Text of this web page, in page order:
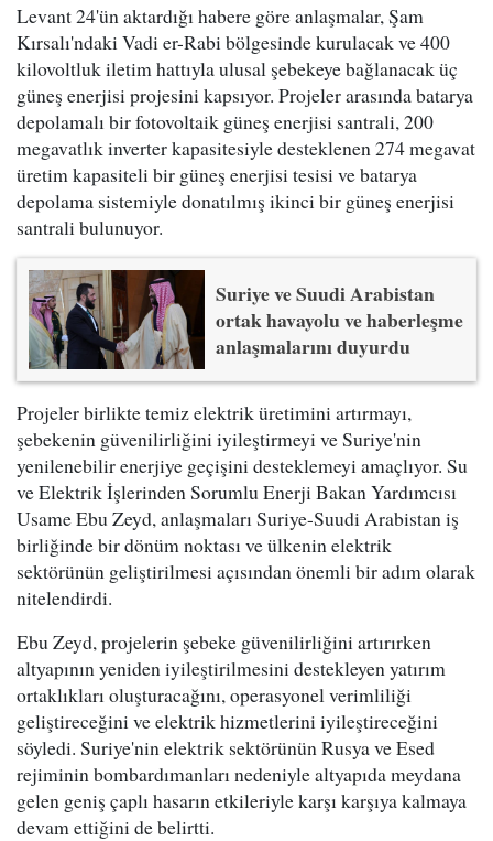
Levant 24'ün aktardığı habere göre anlaşmalar, Şam
Kırsalı'ndaki Vadi er-Rabi bölgesinde kurulacak ve 400
kilovoltluk iletim hattıyla ulusal şebekeye bağlanacak üç
güneş enerjisi projesini kapsıyor. Projeler arasında batarya
depolamalı bir fotovoltaik güneş enerjisi santrali, 200
megavatlık inverter kapasitesiyle desteklenen 274 megavat
üretim kapasiteli bir güneş enerjisi tesisi ve batarya
depolama sistemiyle donatılmış ikinci bir güneş enerjisi
santrali bulunuyor.
Suriye ve Suudi Arabistan
ortak havayolu ve haberleşme
anlaşmalarını duyurdu
Projeler birlikte temiz elektrik üretimini artırmayı,
şebekenin güvenilirliğini iyileştirmeyi ve Suriye'nin
yenilenebilir enerjiye geçişini desteklemeyi amaçlıyor. Su
ve Elektrik İşlerinden Sorumlu Enerji Bakan Yardımcısı
Usame Ebu Zeyd, anlaşmaları Suriye-Suudi Arabistan iş
birliğinde bir dönüm noktası ve ülkenin elektrik
sektörünün geliştirilmesi açısından önemli bir adım olarak
nitelendirdi.
Ebu Zeyd, projelerin şebeke güvenilirliğini artırırken
altyapının yeniden iyileştirilmesini destekleyen yatırım
ortaklıkları oluşturacağını, operasyonel verimliliği
geliştireceğini ve elektrik hizmetlerini iyileştireceğini
söyledi. Suriye'nin elektrik sektörünün Rusya ve Esed
rejiminin bombardımanları nedeniyle altyapıda meydana
gelen geniş çaplı hasarın etkileriyle karşı karşıya kalmaya
devam ettiğini de belirtti.